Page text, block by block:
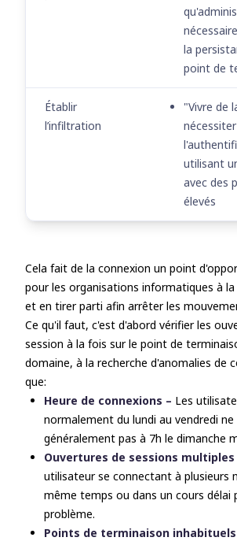
la
point de
Établir
l’infiltration
"Vivre de
nécessiter
utilisant
avec des
élevés
Cela fait de la connexion un point
pour les organisations informatiques à
et en tirer parti afin arrêter les
Ce qu'il faut, c'est d'abord vérifier les
session à la fois sur le point de
domaine, à la recherche d'anomalies de
que:
Heure de connexions – Les
normalement du lundi au vendredi
généralement pas à 7h le dimanche
Ouvertures de sessions multiples
utilisateur se connectant à plusieurs
même temps ou dans un cours délai
problème.
Points de terminaison inhabituels